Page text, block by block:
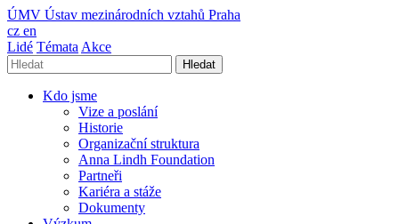
ÚMV Ústav mezinárodních vztahů Praha
cz en
Lidé Témata Akce
Hledat
Kdo jsme
Vize a poslání
Historie
Organizační struktura
Anna Lindh Foundation
Partneři
Kariéra a stáže
Dokumenty